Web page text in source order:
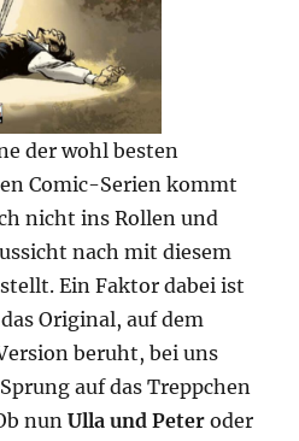
der wohl besten
Comic-Serien kommt
nicht ins Rollen und
nach mit diesem
Ein Faktor dabei ist
Original, auf dem
beruht, bei uns
auf das Treppchen
nunUlla und Peter oder